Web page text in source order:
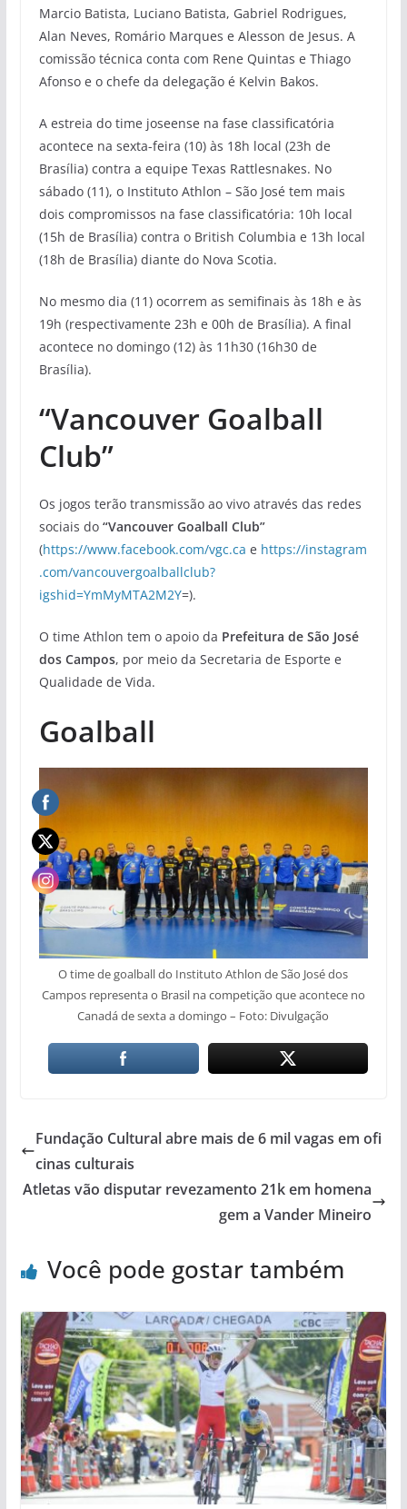
Marcio Batista, Luciano Batista, Gabriel Rodrigues,
Alan Neves, Romário Marques e Alesson de Jesus. A
comissão técnica conta com Rene Quintas e Thiago
Afonso e o chefe da delegação é Kelvin Bakos.
A estreia do time joseense na fase classificatória
acontece na sexta-feira (10) às 18h local (23h de
Brasília) contra a equipe Texas Rattlesnakes. No
sábado (11), o Instituto Athlon – São José tem mais
dois compromissos na fase classificatória: 10h local
(15h de Brasília) contra o British Columbia e 13h local
(18h de Brasília) diante do Nova Scotia.
No mesmo dia (11) ocorrem as semifinais às 18h e às
19h (respectivamente 23h e 00h de Brasília). A final
acontece no domingo (12) às 11h30 (16h30 de
Brasília).
“Vancouver Goalball
Club”
Os jogos terão transmissão ao vivo através das redes
sociais do “Vancouver Goalball Club”
(https://www.facebook.com/vgc.ca e https://instagram
.com/vancouvergoalballclub?
igshid=YmMyMTA2M2Y=).
O time Athlon tem o apoio da Prefeitura de São José
dos Campos, por meio da Secretaria de Esporte e
Qualidade de Vida.
Goalball
O time de goalball do Instituto Athlon de São José dos
Campos representa o Brasil na competição que acontece no
Canadá de sexta a domingo – Foto: Divulgação
Fundação Cultural abre mais de 6 mil vagas em ofi
cinas culturais
Atletas vão disputar revezamento 21k em homena
gem a Vander Mineiro
Você pode gostar também